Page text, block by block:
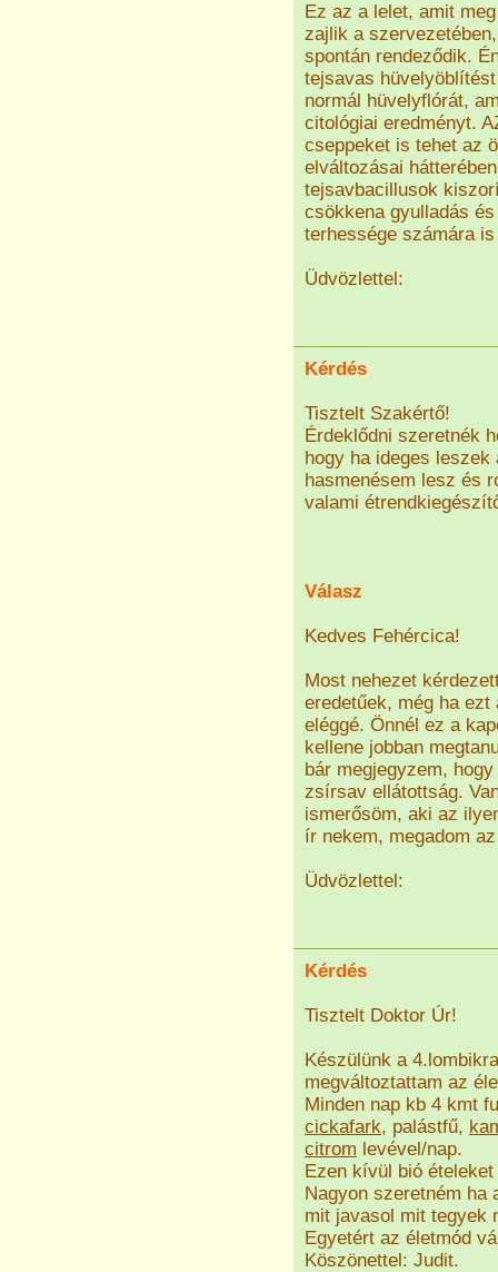
Ez az a lelet, amit
zajlik a
spontán rendeződik.
tejsavas
normál hüvelyflórát,
citológiai eredményt.
cseppeket is tehet az
elváltozásai
tejsavbacillusok
csökkena gyulladás
terhessége számára
Üdvözlettel:
Kérdés
Tisztelt Szakértő!
Érdeklődni szeretnék
hogy ha ideges
hasmenésem lesz és
valami
Válasz
Kedves Fehércica!
Most nehezet
eredetűek, még ha
eléggé. Önnél ez a
kellene jobban
bár megjegyzem,
zsírsav ellátottság.
ismerősöm, aki az
ír nekem, megadom
Üdvözlettel:
Kérdés
Tisztelt Doktor Úr!
Készülünk a
megváltoztattam az
Minden nap kb 4 kmt
cickafark, palástfű,
citrom levével/nap.
Ezen kívül bió
Nagyon szeretném ha
mit javasol mit tegyek
Egyetért az életmód
Köszönettel: Judit.